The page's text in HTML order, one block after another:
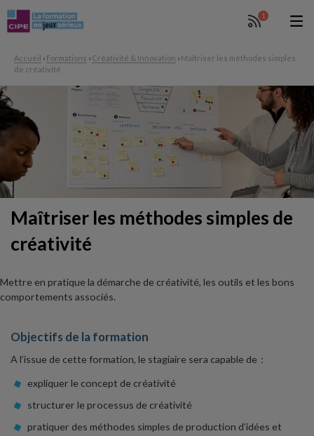
1
Accueil › Formations › Créativité & Innovation › Maîtriser les méthodes simples
de créativité
Maîtriser les méthodes simples de
créativité
Mettre en pratique la démarche de créativité, les outils et les bons
comportements associés.
Objectifs de la formation
A l’issue de cette formation, le stagiaire sera capable de :
expliquer le concept de créativité
structurer le processus de créativité
pratiquer des méthodes simples de production d’idées et